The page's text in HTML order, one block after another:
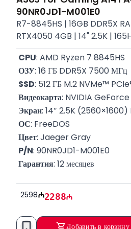
90NR0JD1-M001E0
R7-8845HS | 16GB DDR5X
RTX4050 4GB | 14" 2.5K |
CPU: AMD Ryzen 7 8845HS
ОЗУ: 16 ГБ DDR5X 7500 МГц
SSD: 512 ГБ M.2 NVMe™
Видеокарта: NVIDIA GeForce
Экран: 14″ 2.5K (2560×1600)
ОС: FreeDOS
Цвет: Jaeger Gray
P/N: 90NR0JD1-M001E0
Гарантия: 12 месяцев
2598 2288
Добавить в корзину